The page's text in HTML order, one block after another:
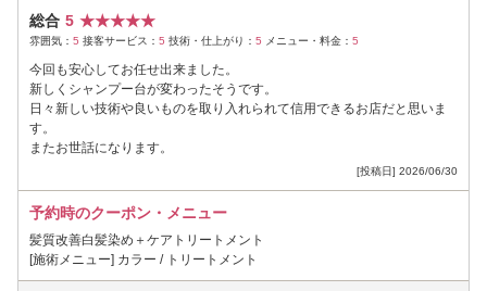
総合 5 ★★★★★
雰囲気： 5 接客サービス： 5 技術・仕上がり： 5 メニュー・料金： 5
今回も安心してお任せ出来ました。
新しくシャンプー台が変わったそうです。
日々新しい技術や良いものを取り入れられて信用できるお店だと思いま
す。
またお世話になります。
[投稿日] 2026/06/30
予約時のクーポン・メニュー
髪質改善白髪染め＋ケアトリートメント
[施術メニュー] カラー / トリートメント